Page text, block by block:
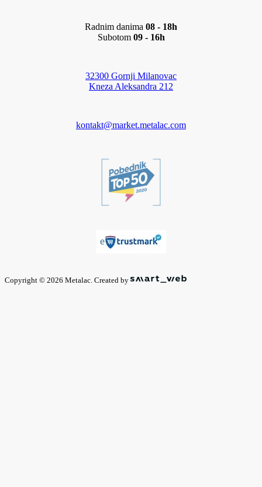
Radnim danima 08 - 18h
Subotom 09 - 16h
32300 Gornji Milanovac
Kneza Aleksandra 212
kontakt@market.metalac.com
Copyright © 2026 Metalac. Created by